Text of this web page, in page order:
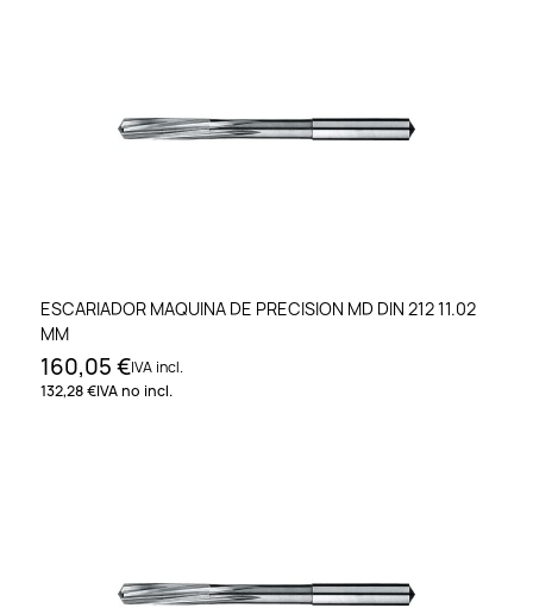
ESCARIADOR MAQUINA DE PRECISION MD DIN 212 11.02
MM
160,05 €IVA incl.
132,28 €IVA no incl.